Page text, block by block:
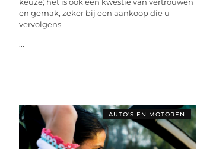
en gemak, zeker bij een aankoop die u
vervolgens
...
AUTO’S EN MOTOREN